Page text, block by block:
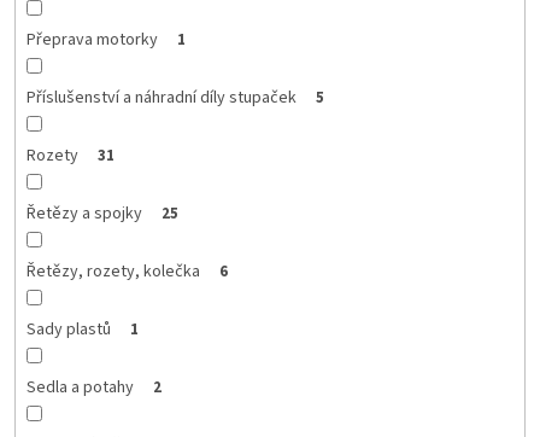
Přeprava motorky 1
Příslušenství a náhradní díly stupaček 5
Rozety 31
Řetězy a spojky 25
Řetězy, rozety, kolečka 6
Sady plastů 1
Sedla a potahy 2